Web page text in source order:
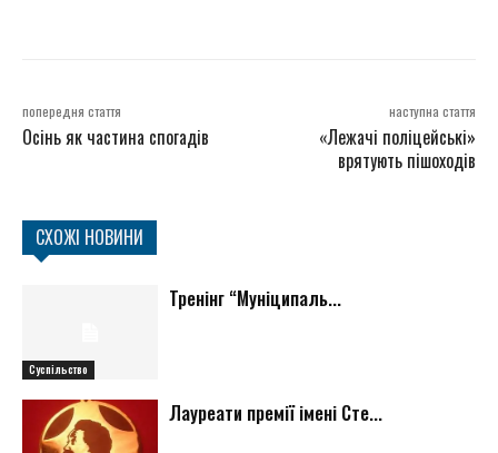
попередня стаття
Осінь як частина спогадів
наступна стаття
«Лежачі поліцейські»
врятують пішоходів
СХОЖІ НОВИНИ
Суспільство
Тренінг “Муніципаль...
Лауреати премії імені Сте...